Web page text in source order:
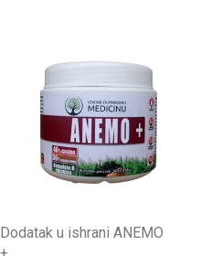
Dodatak u ishrani ANEMO